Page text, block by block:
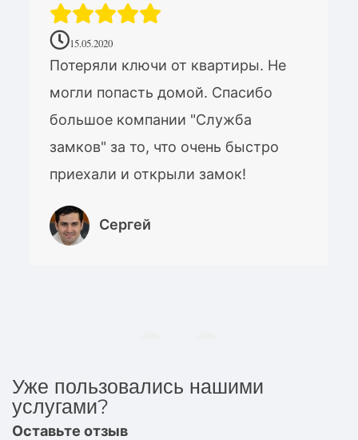
15.05.2020
Потеряли ключи от квартиры. Не
могли попасть домой. Спасибо
большое компании "Служба
замков" за то, что очень быстро
приехали и открыли замок!
Сергей
Уже пользовались нашими
услугами?
Оставьте отзыв